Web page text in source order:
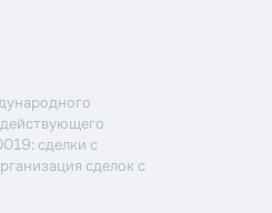
сделки с
сделок с